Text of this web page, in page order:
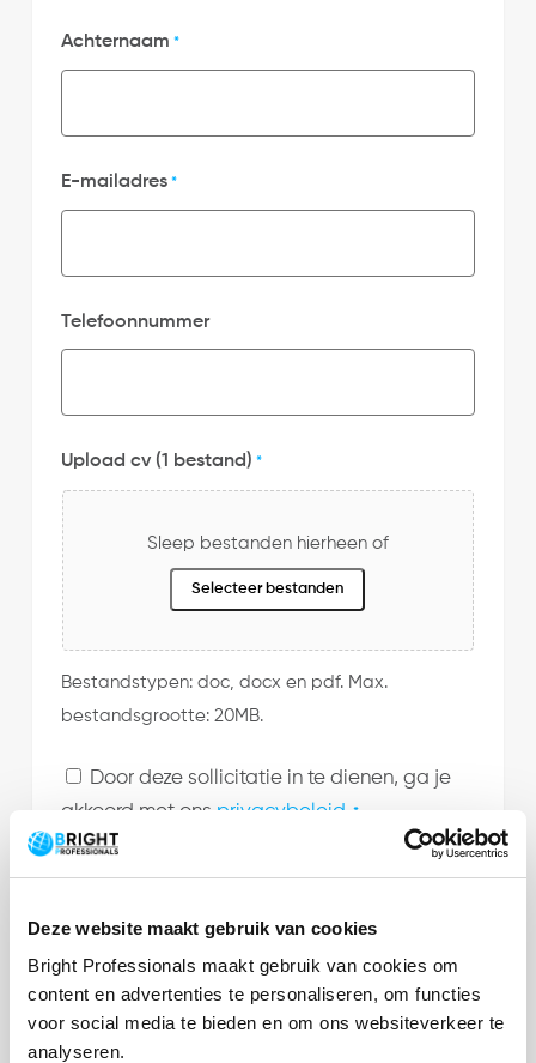
Deze website maakt gebruik van cookies
Bright Professionals maakt gebruik van cookies om
content en advertenties te personaliseren, om functies
voor social media te bieden en om ons websiteverkeer te
analyseren.
Achternaam *
E-mailadres *
Telefoonnummer
Upload cv (1 bestand) *
Sleep bestanden hierheen of
Selecteer bestanden
Bestandstypen: doc, docx en pdf. Max.
bestandsgrootte: 20MB.
Consent
*
Door deze sollicitatie in te dienen, ga je
akkoord met ons privacybeleid *
In het kort